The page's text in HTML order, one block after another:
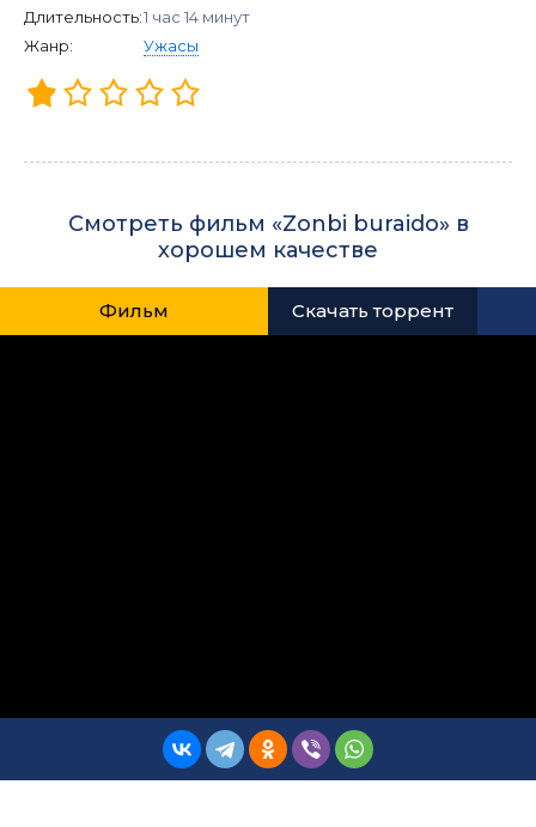
Длительность:1 час 14 минут
Жанр:
Ужасы
Смотреть фильм «Zonbi buraido» в
хорошем качестве
Фильм Скачать торрент